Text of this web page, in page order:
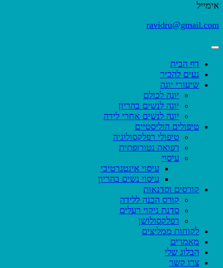
אימייל
ravidru@gmail.com
דף הבית
נעים להכיר
שיעורי יוגה
יוגה לכולם
יוגה לנשים בהריון
יוגה לנשים אחרי לידה
טיפולים הוליסטיים
טיפולי רפלקסולוגיה
רפואה נטורופתית
עיסוי
עיסוי אינטגרטיבי
עיסוי נשים בהריון
קורסים וסדנאות
קורס הכנה ללידה
סדנת ניקוי רעלים
רפלקסולושן
לקוחות ממליצים
מאמרים
הבלוג שלי
צרו קשר